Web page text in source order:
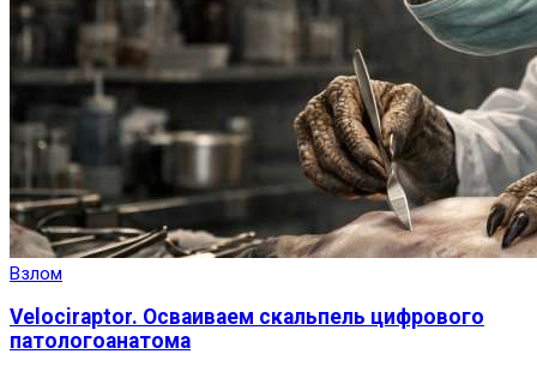
Взлом
Velociraptor. Осваиваем скальпель цифрового
патологоанатома